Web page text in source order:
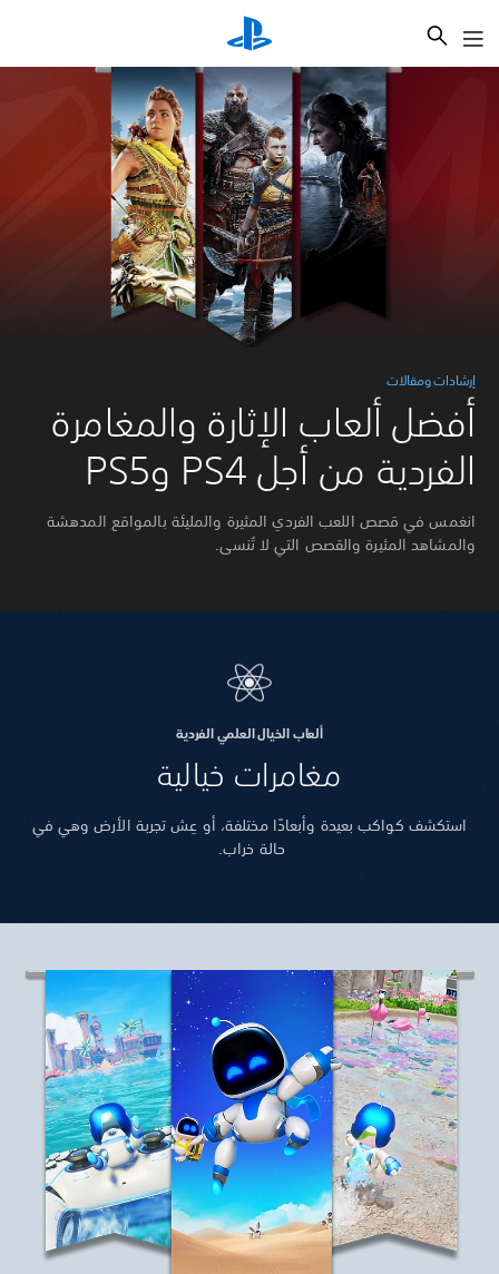
إرشادات ومقالات
أفضل ألعاب الإثارة والمغامرة
الفردية من أجل PS4 وPS5
انغمس في قصص اللعب الفردي المثيرة والمليئة بالمواقع المدهشة
والمشاهد المثيرة والقصص التي لا تُنسى.
ألعاب الخيال العلمي الفردية
مغامرات خيالية
استكشف كواكب بعيدة وأبعادًا مختلفة، أو عِش تجربة الأرض وهي في
حالة خراب.